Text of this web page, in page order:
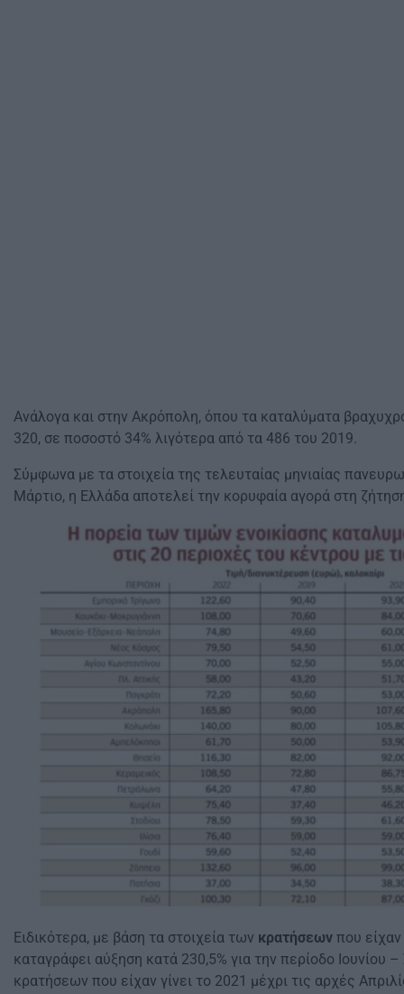
Ανάλογα και στην Ακρόπολη, όπου τα καταλύματα
320, σε ποσοστό 34% λιγότερα από τα 486 του 2019.
Σύμφωνα με τα στοιχεία της τελευταίας μηνιαίας
Μάρτιο, η Ελλάδα αποτελεί την κορυφαία αγορά στη
Ειδικότερα, με βάση τα στοιχεία των κρατήσεων που είχαν
καταγράφει αύξηση κατά 230,5% για την περίοδο
κρατήσεων που είχαν γίνει το 2021 μέχρι τις αρχές